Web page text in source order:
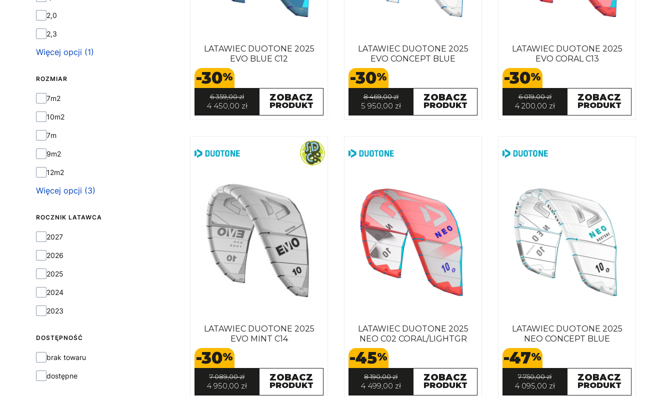
2,0
2,3
Więcej opcji (1)
ROZMIAR
Rozmiar
7m2
10m2
7m
9m2
12m2
Więcej opcji (3)
ROCZNIK LATAWCA
Rocznik latawca
2027
2026
2025
2024
2023
DOSTĘPNOŚĆ
Dostępność
brak towaru
dostępne
LATAWIEC DUOTONE 2025
EVO BLUE C12
-30%
6 359,00 zł
4 450,00 zł
ZOBACZ
PRODUKT
LATAWIEC DUOTONE 2025
EVO CONCEPT BLUE
-30%
8 469,00 zł
5 950,00 zł
ZOBACZ
PRODUKT
LATAWIEC DUOTONE 2025
EVO CORAL C13
-30%
6 019,00 zł
4 200,00 zł
ZOBACZ
PRODUKT
LATAWIEC DUOTONE 2025
EVO MINT C14
-30%
7 089,00 zł
4 950,00 zł
ZOBACZ
PRODUKT
LATAWIEC DUOTONE 2025
NEO C02 CORAL/LIGHTGR
-45%
8 190,00 zł
4 499,00 zł
ZOBACZ
PRODUKT
LATAWIEC DUOTONE 2025
NEO CONCEPT BLUE
-47%
7 750,00 zł
4 095,00 zł
ZOBACZ
PRODUKT